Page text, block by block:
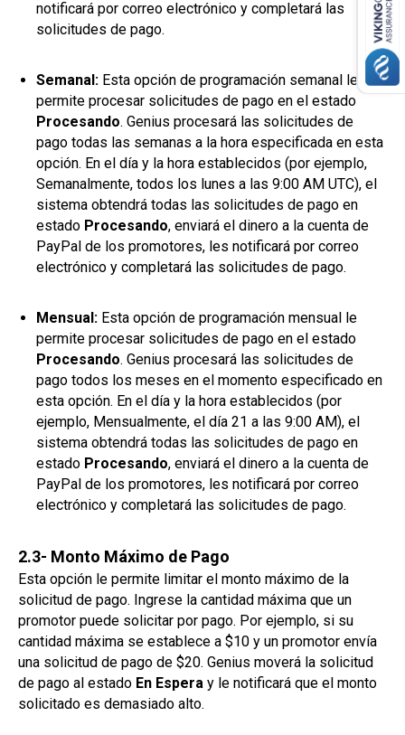
notificará por correo electrónico y completará las
solicitudes de pago.
Semanal: Esta opción de programación semanal le
permite procesar solicitudes de pago en el estado
Procesando. Genius procesará las solicitudes de
pago todas las semanas a la hora especificada en esta
opción. En el día y la hora establecidos (por ejemplo,
Semanalmente, todos los lunes a las 9:00 AM UTC), el
sistema obtendrá todas las solicitudes de pago en
estado Procesando, enviará el dinero a la cuenta de
PayPal de los promotores, les notificará por correo
electrónico y completará las solicitudes de pago.
Mensual: Esta opción de programación mensual le
permite procesar solicitudes de pago en el estado
Procesando. Genius procesará las solicitudes de
pago todos los meses en el momento especificado en
esta opción. En el día y la hora establecidos (por
ejemplo, Mensualmente, el día 21 a las 9:00 AM), el
sistema obtendrá todas las solicitudes de pago en
estado Procesando, enviará el dinero a la cuenta de
PayPal de los promotores, les notificará por correo
electrónico y completará las solicitudes de pago.
2.3- Monto Máximo de Pago
Esta opción le permite limitar el monto máximo de la
solicitud de pago. Ingrese la cantidad máxima que un
promotor puede solicitar por pago. Por ejemplo, si su
cantidad máxima se establece a $10 y un promotor envía
una solicitud de pago de $20. Genius moverá la solicitud
de pago al estado En Espera y le notificará que el monto
solicitado es demasiado alto.